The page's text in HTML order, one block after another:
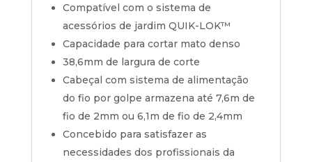
Compatível com o sistema de
acessórios de jardim QUIK-LOK™
Capacidade para cortar mato denso
38,6mm de largura de corte
Cabeçal com sistema de alimentação
do fio por golpe armazena até 7,6m de
fio de 2mm ou 6,1m de fio de 2,4mm
Concebido para satisfazer as
necessidades dos profissionais da